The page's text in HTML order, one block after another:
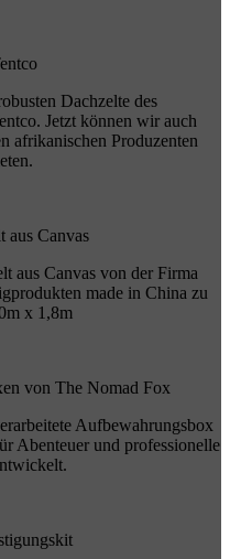
Dachzelte des
Jetzt können wir auch
afrikanischen Produzenten
aus Canvas
aus Canvas von der Firma
made in China zu
x 1,8m
von The Nomad Fox
Aufbewahrungsbox
Abenteuer und professionelle